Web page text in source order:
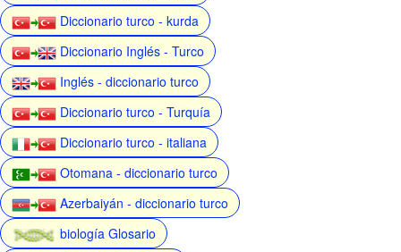
Diccionario turco - kurda
Diccionario Inglés - Turco
Inglés - diccionario turco
Diccionario turco - Turquía
Diccionario turco - italiana
Otomana - diccionario turco
Azerbaiyán - diccionario turco
biología Glosario